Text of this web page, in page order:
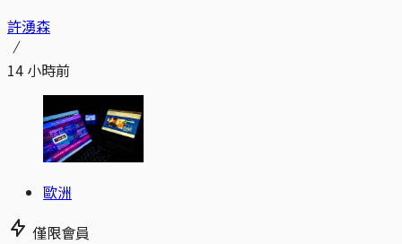
許湧森
14 小時前
歐洲
僅限會員